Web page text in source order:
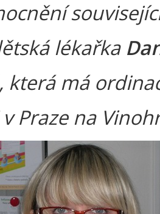
lékařka
která má
Praze na